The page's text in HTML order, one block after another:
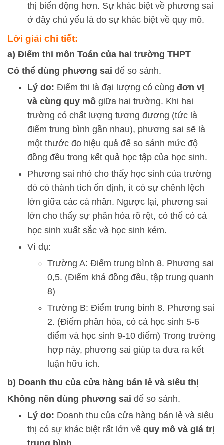
thị biến động hơn. Sự khác biệt về phương sai
ở đây chủ yếu là do sự khác biệt về quy mô.
Lời giải chi tiết:
a) Điểm thi môn Toán của hai trường THPT
Có thể dùng phương sai để so sánh.
Lý do: Điểm thi là đại lượng có cùng đơn vị
và cùng quy mô giữa hai trường. Khi hai
trường có chất lượng tương đương (tức là
điểm trung bình gần nhau), phương sai sẽ là
một thước đo hiệu quả để so sánh mức độ
đồng đều trong kết quả học tập của học sinh.
Phương sai nhỏ cho thấy học sinh của trường
đó có thành tích ổn định, ít có sự chênh lệch
lớn giữa các cá nhân. Ngược lại, phương sai
lớn cho thấy sự phân hóa rõ rệt, có thể có cả
học sinh xuất sắc và học sinh kém.
Ví dụ:
Trường A: Điểm trung bình 8. Phương sai
0,5. (Điểm khá đồng đều, tập trung quanh
8)
Trường B: Điểm trung bình 8. Phương sai
2. (Điểm phân hóa, có cả học sinh 5-6
điểm và học sinh 9-10 điểm) Trong trường
hợp này, phương sai giúp ta đưa ra kết
luận hữu ích.
b) Doanh thu của cửa hàng bán lẻ và siêu thị
Không nên dùng phương sai để so sánh.
Lý do: Doanh thu của cửa hàng bán lẻ và siêu
thị có sự khác biệt rất lớn về quy mô và giá trị